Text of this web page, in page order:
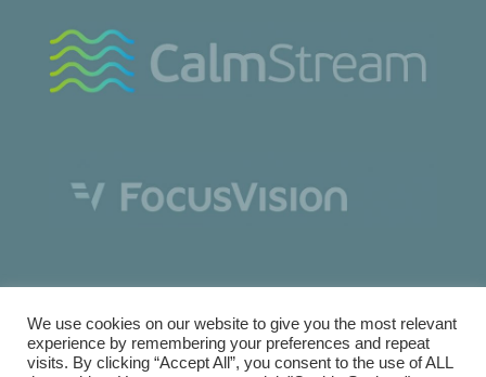
We use cookies on our website to give you the most relevant
experience by remembering your preferences and repeat
visits. By clicking “Accept All”, you consent to the use of ALL